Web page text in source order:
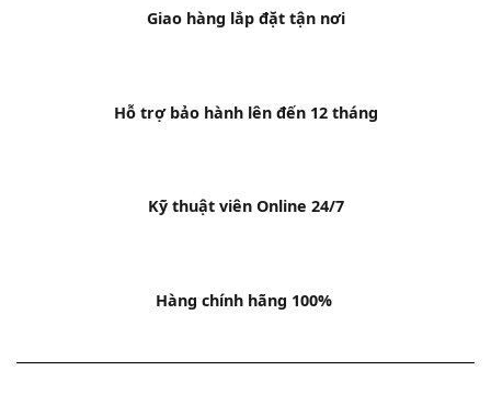
Giao hàng lắp đặt tận nơi
Hỗ trợ bảo hành lên đến 12 tháng
Kỹ thuật viên Online 24/7
Hàng chính hãng 100%